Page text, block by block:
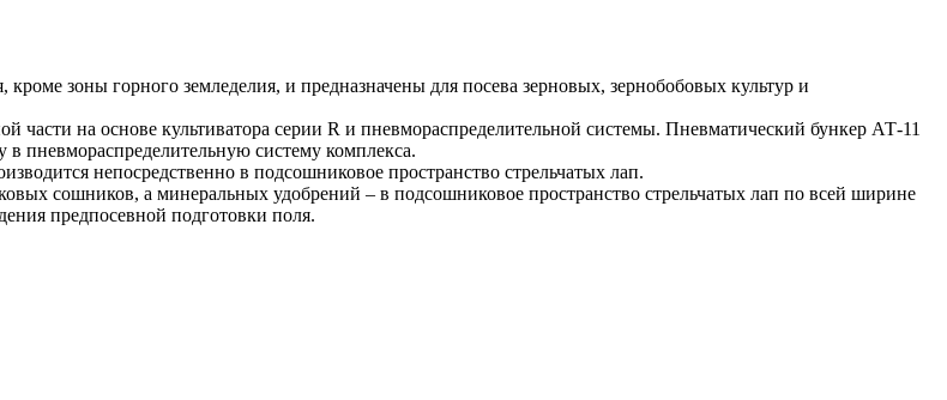
зоны горного земледелия, и предназначены для посева зерновых, зернобобовых культур и
части на основе культиватора серии R и пневмораспределительной системы. Пневматический бункер АТ-11
в пневмораспределительную систему комплекса.
непосредственно в подсошниковое пространство стрельчатых лап.
сошников, а минеральных удобрений – в подсошниковое пространство стрельчатых лап по всей ширине
предпосевной подготовки поля.